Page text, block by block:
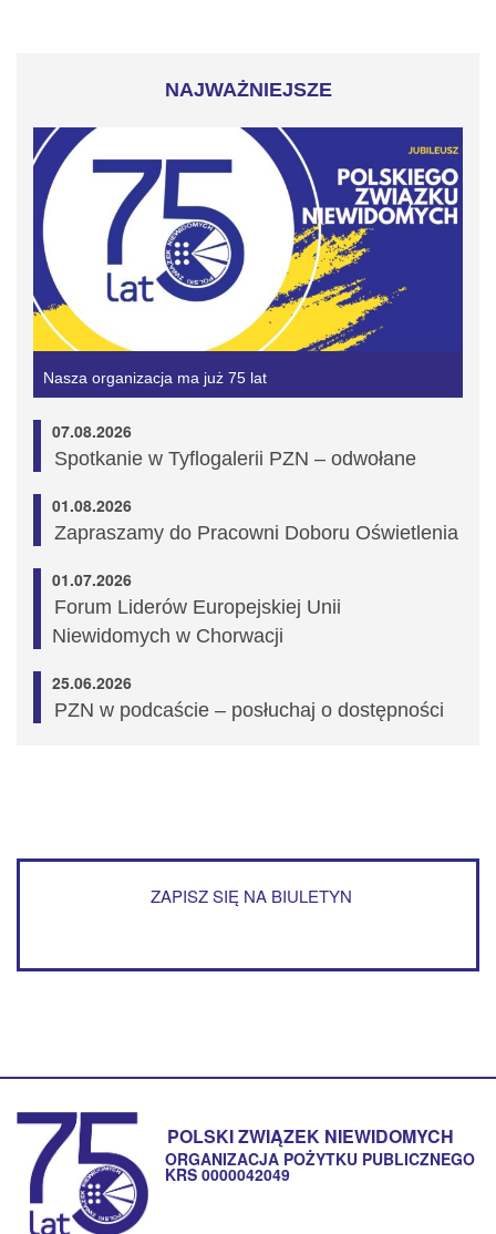
NAJWAŻNIEJSZE
Nasza organizacja ma już 75 lat
07.08.2026
Spotkanie w Tyflogalerii PZN – odwołane
01.08.2026
Zapraszamy do Pracowni Doboru Oświetlenia
01.07.2026
Forum Liderów Europejskiej Unii
Niewidomych w Chorwacji
25.06.2026
PZN w podcaście – posłuchaj o dostępności
ZAPISZ SIĘ NA BIULETYN
POLSKI ZWIĄZEK NIEWIDOMYCH
ORGANIZACJA POŻYTKU PUBLICZNEGO
KRS 0000042049